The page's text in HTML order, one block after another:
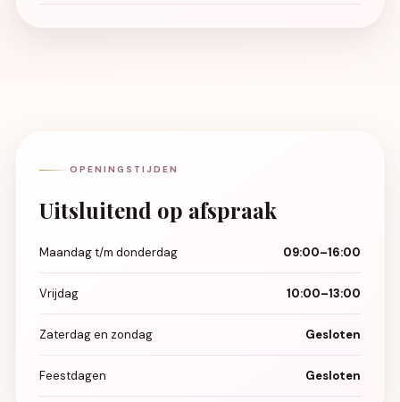
OPENINGSTIJDEN
Uitsluitend op afspraak
Maandag t/m donderdag 09:00–16:00
Vrijdag 10:00–13:00
Zaterdag en zondag Gesloten
Feestdagen Gesloten